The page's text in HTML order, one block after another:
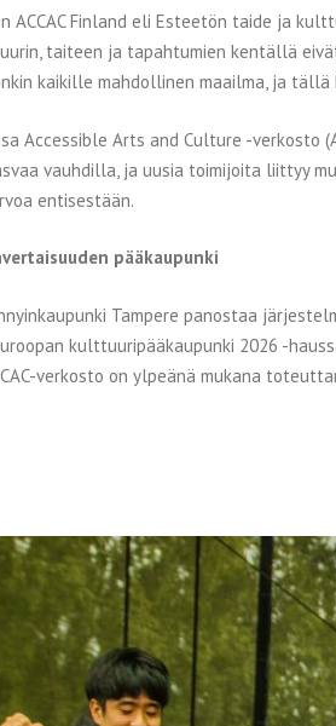
ACCAC Finland eli Esteetön taide ja
taiteen ja tapahtumien kentällä
kaikille mahdollinen maailma, ja
Accessible Arts and Culture -
vauhdilla, ja uusia toimijoita liittyy
entisestään.
pääkaupunki
Tampere panostaa
kulttuuripääkaupunki 2026 -
verkosto on ylpeänä mukana